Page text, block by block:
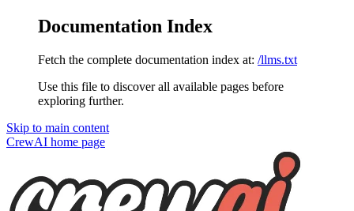
Documentation Index
Fetch the complete documentation index at: /llms.txt
Use this file to discover all available pages before
exploring further.
Skip to main content
CrewAI home page